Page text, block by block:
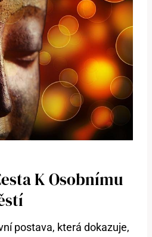
K Osobnímu
postava, která dokazuje,